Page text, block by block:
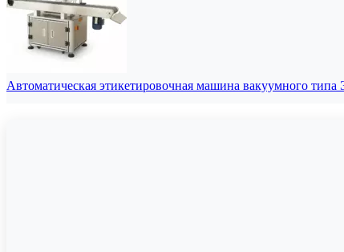
Автоматическая этикетировочная машина вакуумного